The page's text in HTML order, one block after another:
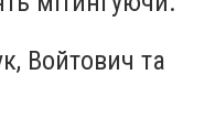
Войтович та